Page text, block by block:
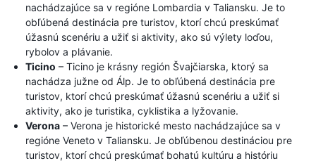
nachádzajúce sa v regióne Lombardia v Taliansku. Je to
obľúbená destinácia pre turistov, ktorí chcú preskúmať
úžasnú scenériu a užiť si aktivity, ako sú výlety loďou,
rybolov a plávanie.
Ticino – Ticino je krásny región Švajčiarska, ktorý sa
nachádza južne od Álp. Je to obľúbená destinácia pre
turistov, ktorí chcú preskúmať úžasnú scenériu a užiť si
aktivity, ako je turistika, cyklistika a lyžovanie.
Verona – Verona je historické mesto nachádzajúce sa v
regióne Veneto v Taliansku. Je obľúbenou destináciou pre
turistov, ktorí chcú preskúmať bohatú kultúru a históriu